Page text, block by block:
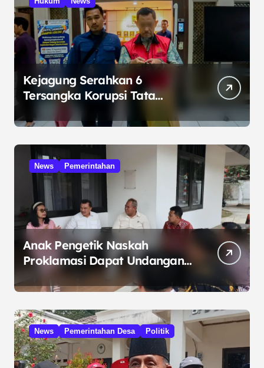
Kejagung Serahkan 6
Tersangka Korupsi Tata
Kelola Minyak ke Penuntut
Umum
News Pemerintahan
Anak Pengetik Naskah
Proklamasi Dapat Undangan
HUT RI dari Presiden
Prabowo
News Pemerintahan Desa Politik